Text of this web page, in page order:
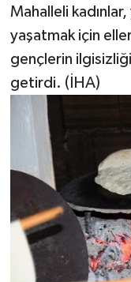
Mahalleli
yaşatmak için
gençlerin
getirdi. (İHA)